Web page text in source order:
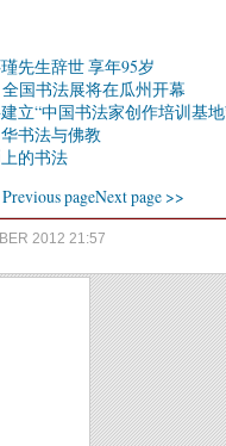
先生辞世 享年95岁
国书法展将在瓜州开幕
立“中国书法家创作培训基
书法与佛教
的书法
pageNext page >>
2012 21:57